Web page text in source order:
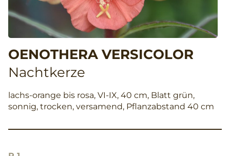
OENOTHERA VERSICOLOR
Nachtkerze
lachs-orange bis rosa, VI-IX, 40 cm, Blatt grün,
sonnig, trocken, versamend, Pflanzabstand 40 cm